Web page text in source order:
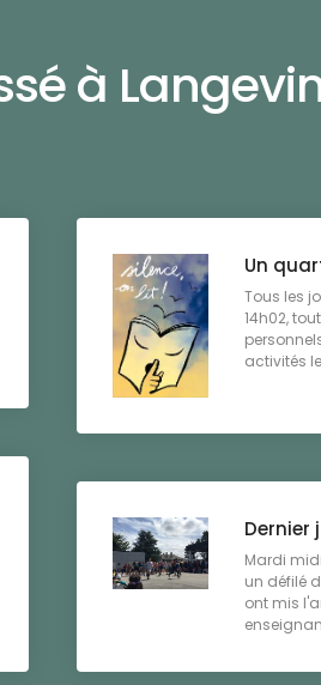
à
Un
Tous les
14h02,
activités
Dernier
Mardi
un défilé
ont mis